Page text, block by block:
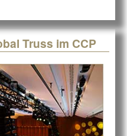
Truss im CCP